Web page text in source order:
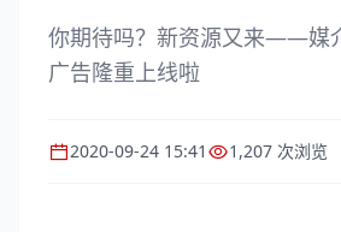
你期待吗？新资源又来——媒
广告隆重上线啦
2020-09-24 15:41 1,207 次浏览